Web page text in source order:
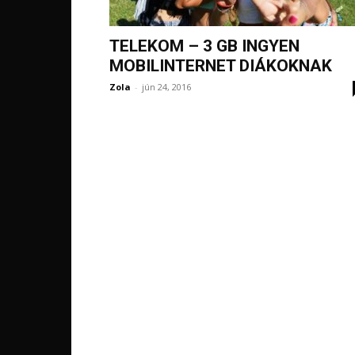
TELEKOM – 3 GB INGYEN
MOBILINTERNET DIÁKOKNAK
Zola - jún 24, 2016